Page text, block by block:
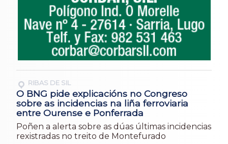
RIBAS DE SIL
O BNG pide explicacións no Congreso
sobre as incidencias na liña ferroviaria
entre Ourense e Ponferrada
Poñen a alerta sobre as dúas últimas incidencias
rexistradas no treito de Montefurado